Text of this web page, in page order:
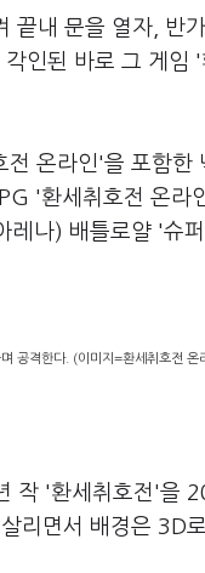
끝내 문을 열자, 반
인된 바로 그 게임
온라인'을 포함한
'환세취호전 온라
나) 배틀로얄 '슈
공격한다. (이미지=환세취호전 온
작 '환세취호전'을
리면서 배경은 3D